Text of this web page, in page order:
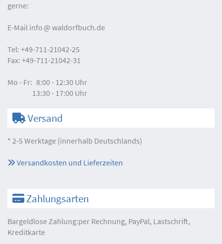
gerne:
E-Mail info waldorfbuch.de
Tel: +49-711-21042-25
Fax: +49-711-21042-31
Mo - Fr: 8:00 - 12:30 Uhr
13:30 - 17:00 Uhr
Versand
* 2-5 Werktage (innerhalb Deutschlands)
Versandkosten und Lieferzeiten
Zahlungsarten
Bargeldlose Zahlung:per Rechnung, PayPal, Lastschrift,
Kreditkarte